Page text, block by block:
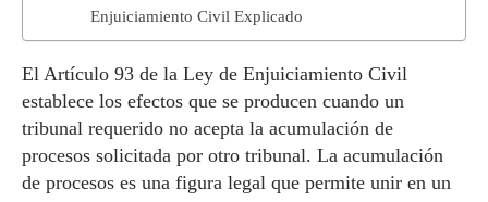
Enjuiciamiento Civil Explicado
El Artículo 93 de la Ley de Enjuiciamiento Civil
establece los efectos que se producen cuando un
tribunal requerido no acepta la acumulación de
procesos solicitada por otro tribunal. La acumulación
de procesos es una figura legal que permite unir en un